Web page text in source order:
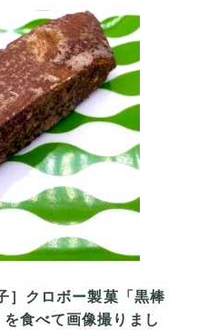
］クロボー製菓「黒棒
食べて画像撮りまし